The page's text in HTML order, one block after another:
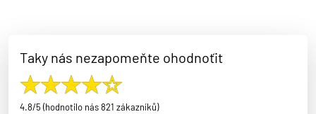
Taky nás nezapomeňte ohodnoťit
4.8/5 (hodnotilo nás 821 zákazníků)